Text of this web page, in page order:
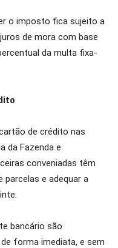
o imposto fica sujeito a
de mora com base
da multa fixa-
de crédito nas
da Fazenda e
conveniadas têm
parcelas e adequar a
bancário são
forma imediata, e sem